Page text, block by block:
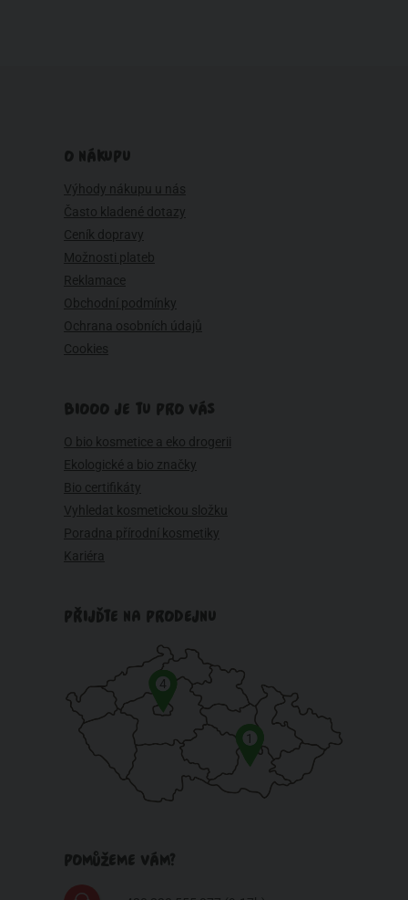
O NÁKUPU
Výhody nákupu u nás
Často kladené dotazy
Ceník dopravy
Možnosti plateb
Reklamace
Obchodní podmínky
Ochrana osobních údajů
Cookies
BIOOO JE TU PRO VÁS
O bio kosmetice a eko drogerii
Ekologické a bio značky
Bio certifikáty
Vyhledat kosmetickou složku
Poradna přírodní kosmetiky
Kariéra
PŘIJĎTE NA PRODEJNU
1
4
POMŮŽEME VÁM?